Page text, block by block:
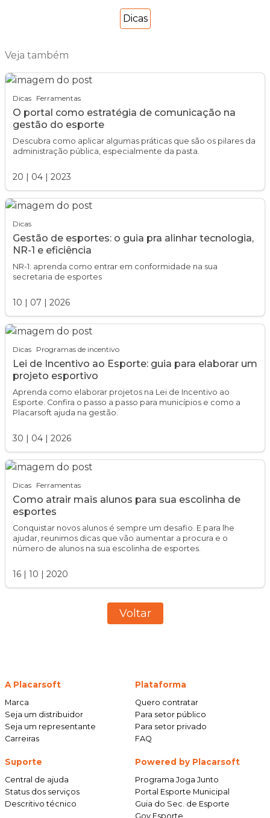
Dicas
Veja também
Dicas Ferramentas
O portal como estratégia de comunicação na
gestão do esporte
Descubra como aplicar algumas práticas que são os pilares da
administração pública, especialmente da pasta.
20 04 2023
Dicas
Gestão de esportes: o guia pra alinhar tecnologia,
NR-1 e eficiência
NR-1: aprenda como entrar em conformidade na sua
secretaria de esportes
10 07 2026
Dicas Programas de incentivo
Lei de Incentivo ao Esporte: guia para elaborar um
projeto esportivo
Aprenda como elaborar projetos na Lei de Incentivo ao
Esporte. Confira o passo a passo para municípios e como a
Placarsoft ajuda na gestão.
30 04 2026
Dicas Ferramentas
Como atrair mais alunos para sua escolinha de
esportes
Conquistar novos alunos é sempre um desafio. E para lhe
ajudar, reunimos dicas que vão aumentar a procura e o
número de alunos na sua escolinha de esportes.
16 10 2020
Voltar
A Placarsoft
Marca
Seja um distribuidor
Seja um representante
Carreiras
Plataforma
Quero contratar
Para setor público
Para setor privado
FAQ
Suporte
Central de ajuda
Status dos serviços
Descritivo técnico
Powered by Placarsoft
Programa Joga Junto
Portal Esporte Municipal
Guia do Sec. de Esporte
Gov Esporte